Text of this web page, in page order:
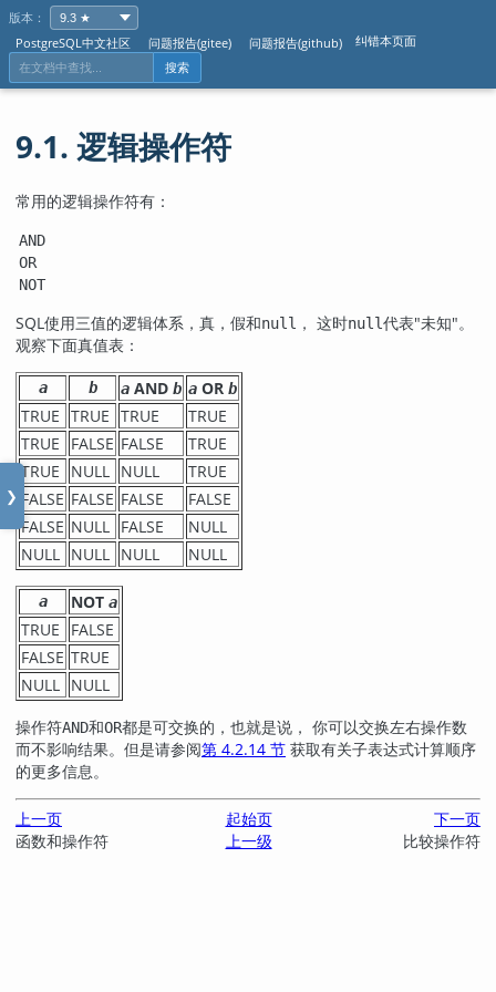
版本：
PostgreSQL中文社区
问题报告(gitee) 问题报告(github) 纠错本页面
搜索
❯
9.1. 逻辑操作符
常用的逻辑操作符有：
AND
OR
NOT
SQL 使用三值的逻辑体系，真，假和null ， 这时null代表"未知"。
观察下面真值表：
a b a AND b a OR b
TRUE TRUE TRUE
TRUE
TRUE
FALSE FALSE
TRUE
TRUE
NULL NULL
TRUE
FALSE FALSE FALSE
FALSE
FALSE NULL FALSE
NULL
NULL
NULL NULL NULL
a NOT a
TRUE
FALSE
FALSE TRUE
NULL
NULL
操作符AND和OR都是可交换的，也就是说， 你可以交换左右操作数
而不影响结果。但是请参阅第 4.2.14 节 获取有关子表达式计算顺序
的更多信息。
上一页 起始页
下一页
函数和操作符
上一级 比较操作符